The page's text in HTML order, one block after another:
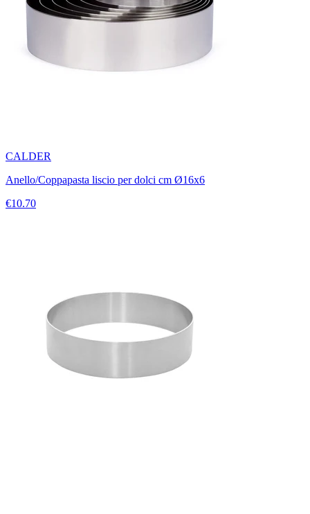
CALDER
Anello/Coppapasta liscio per dolci cm Ø16x6
€10.70